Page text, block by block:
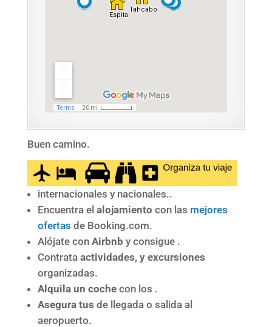
Buen camino.
internacionales y nacionales..
Encuentra el alojamiento con las mejores
ofertas de Booking.com.
Alójate con Airbnb y consigue .
Contrata actividades, y excursiones
organizadas.
Alquila un cochecon los .
Asegura tus de llegada o salida al
aeropuerto.